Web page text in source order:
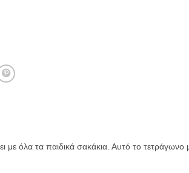
με όλα τα παιδικά σακάκια. Αυτό το